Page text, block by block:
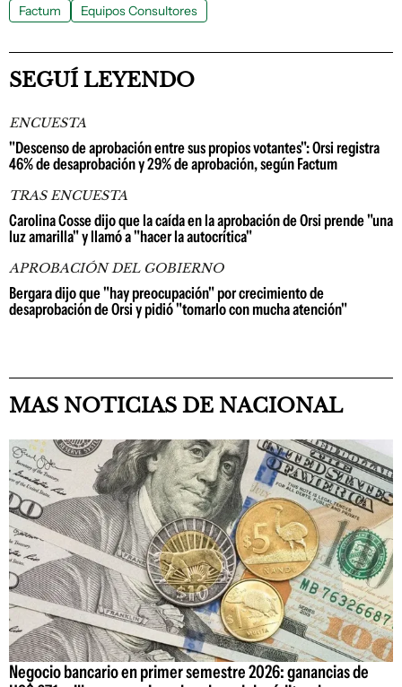
Factum Equipos Consultores
SEGUÍ LEYENDO
ENCUESTA
"Descenso de aprobación entre sus propios votantes": Orsi registra
46% de desaprobación y 29% de aprobación, según Factum
TRAS ENCUESTA
Carolina Cosse dijo que la caída en la aprobación de Orsi prende "una
luz amarilla" y llamó a "hacer la autocrítica"
APROBACIÓN DEL GOBIERNO
Bergara dijo que "hay preocupación" por crecimiento de
desaprobación de Orsi y pidió "tomarlo con mucha atención"
MAS NOTICIAS DE NACIONAL
Negocio bancario en primer semestre 2026: ganancias de